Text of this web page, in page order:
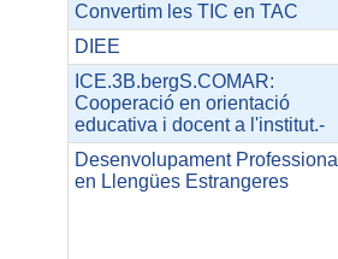
Convertim les TIC en TAC
DIEE
ICE.3B.bergS.COMAR:
Cooperació en orientació
educativa i docent a l'institut.-
Desenvolupament Professional
en Llengües Estrangeres